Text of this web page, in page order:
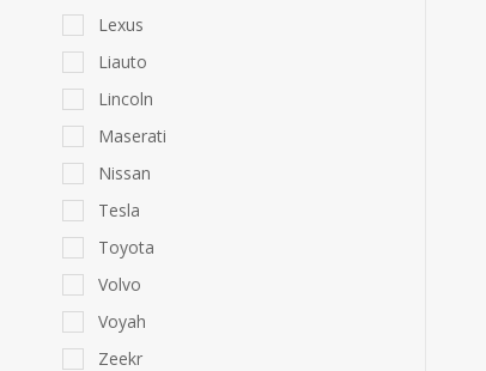
Lexus
Liauto
Lincoln
Maserati
Nissan
Tesla
Toyota
Volvo
Voyah
Zeekr